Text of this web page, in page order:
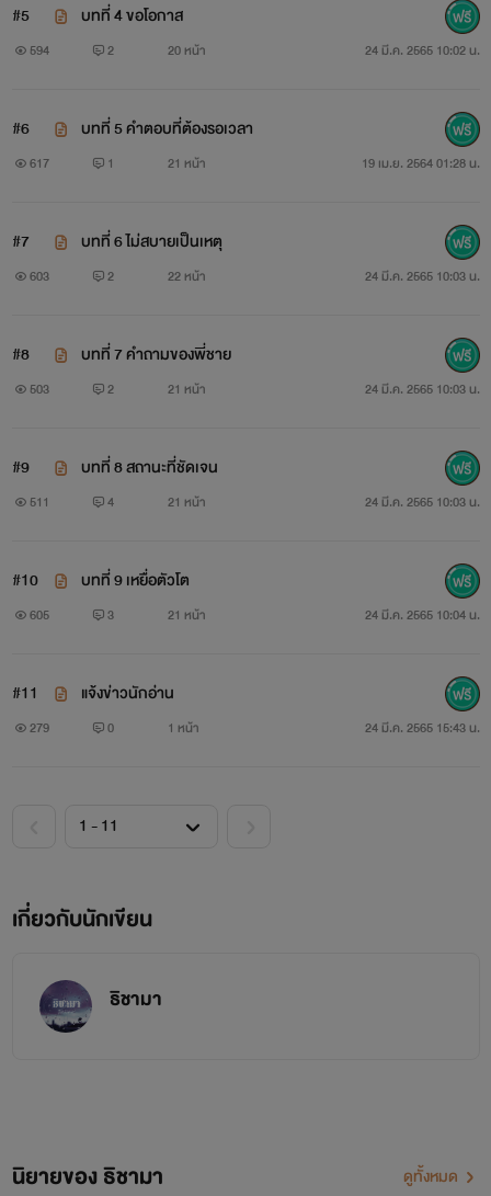
#5 บทที่ 4 ขอโอกาส
594 2 20 หน้า 24 มี.ค. 2565 10:02 น.
#6 บทที่ 5 คำตอบที่ต้องรอเวลา
617 1 21 หน้า 19 เม.ย. 2564 01:28 น.
#7 บทที่ 6 ไม่สบายเป็นเหตุ
603 2 22 หน้า 24 มี.ค. 2565 10:03 น.
#8 บทที่ 7 คำถามของพี่ชาย
503 2 21 หน้า 24 มี.ค. 2565 10:03 น.
#9 บทที่ 8 สถานะที่ชัดเจน
511 4 21 หน้า 24 มี.ค. 2565 10:03 น.
#10 บทที่ 9 เหยื่อตัวโต
605 3 21 หน้า 24 มี.ค. 2565 10:04 น.
#11 แจ้งข่าวนักอ่าน
279 0 1 หน้า 24 มี.ค. 2565 15:43 น.
เกี่ยวกับนักเขียน
ธิชามา
นิยายของ ธิชามา ดูทั้งหมด